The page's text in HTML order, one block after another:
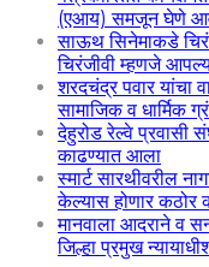
(एआय) समजून घेणे
साऊथ सिनेमाकडे
चिरंजीवी म्हणजे
शरदचंद्र पवार यांचा
सामाजिक व धार्मिक
देहुरोड रेल्वे प्रवासी
काढण्यात आला
स्मार्ट सारथीवरील
केल्यास होणार कठोर
मानवाला आदराने व
जिल्हा प्रमुख